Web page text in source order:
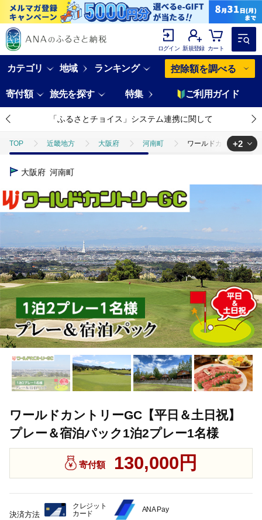
ログイン 新規登録 カート
カテゴリ 地域 ランキング 控除額を調べる
寄付額 旅先を探す 特集 ご利用ガイド
「ふるさとチョイス」システム連携に関して
TOP 近畿地方 大阪府 河南町 ワールドカントリー
TOP
+2
大阪府 河南町
ワールドカントリーGC【平日＆土日祝】
プレー＆宿泊パック1泊2プレー1名様
寄付額 130,000円
決済方法
クレジット
カード
ANA Pay